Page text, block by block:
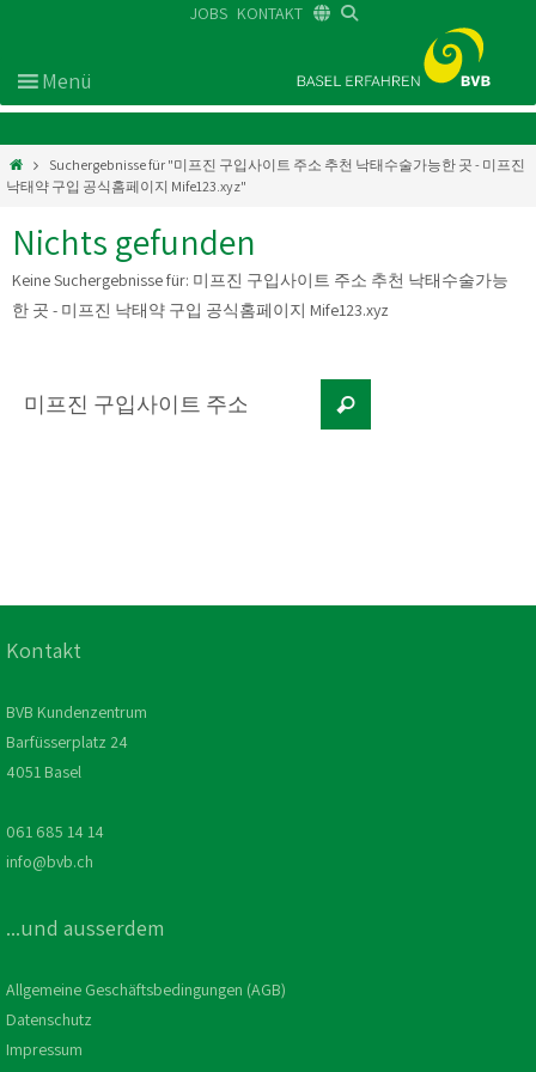
JOBS KONTAKT
Suchergebnisse für "미프진 구입사이트 주소 추천 낙태수술가능한 곳 - 미프진
낙태약 구입 공식홈페이지 Mife123.xyz"
Nichts gefunden
Keine Suchergebnisse für: 미프진 구입사이트 주소 추천 낙태수술가능
한 곳 - 미프진 낙태약 구입 공식홈페이지 Mife123.xyz
Kontakt
BVB Kundenzentrum
Barfüsserplatz 24
4051 Basel
061 685 14 14
info@bvb.ch
...und ausserdem
Allgemeine Geschäftsbedingungen (AGB)
Datenschutz
Impressum